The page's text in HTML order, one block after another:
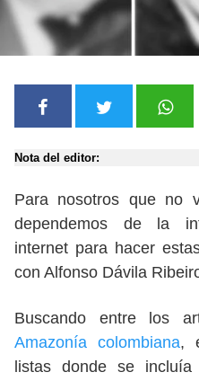
Nota del editor:
Para nosotros que no
dependemos de la
internet para hacer
con Alfonso Dávila
Buscando entre los
Amazonía colombiana,
listas donde se